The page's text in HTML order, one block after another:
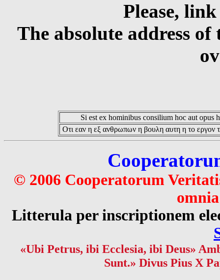
Please,
The absolute address
Si est ex hominibus consilium hoc aut opus
Οτι εαν η εξ ανθρωπων η βουλη αυτη η το εργον
© 2006 Cooperatorum
Litterula per inscriptionem
«Ubi Petrus, ibi Ecclesia, ibi Deus»
Sunt.» Divus Pius X